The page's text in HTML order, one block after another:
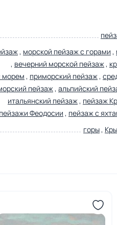
, морской пейзаж с горами ,
, вечерний морской пейзаж,
морем , приморский пейзаж,
пейзаж, альпийский
итальянский пейзаж, пейзаж
пейзажи Феодосии , пейзаж с
горы,